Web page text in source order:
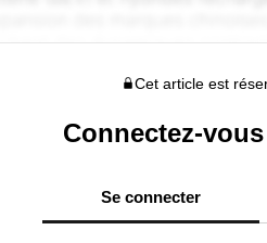
Cet article est
Connectez-
Se connecter